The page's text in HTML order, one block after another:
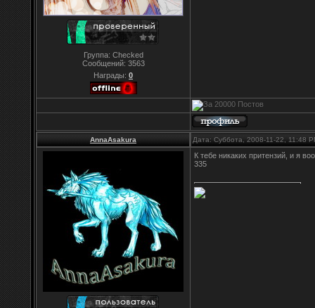
Группа: Checked
Сообщений: 3563
Награды: 0
AnnaAsakura Дата: Суббота, 2008-11-22, 11:48
К тебе никаких притензий, и я
335